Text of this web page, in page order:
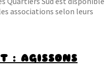
associations selon leurs
: AGISSONS